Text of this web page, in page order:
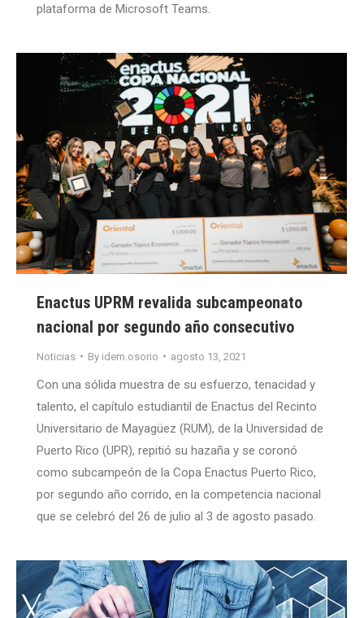
plataforma de Microsoft Teams.
Enactus UPRM revalida subcampeonato
nacional por segundo año consecutivo
Noticias By idem.osorio agosto 13, 2021
Con una sólida muestra de su esfuerzo, tenacidad y
talento, el capítulo estudiantil de Enactus del Recinto
Universitario de Mayagüez (RUM), de la Universidad de
Puerto Rico (UPR), repitió su hazaña y se coronó
como subcampeón de la Copa Enactus Puerto Rico,
por segundo año corrido, en la competencia nacional
que se celebró del 26 de julio al 3 de agosto pasado.